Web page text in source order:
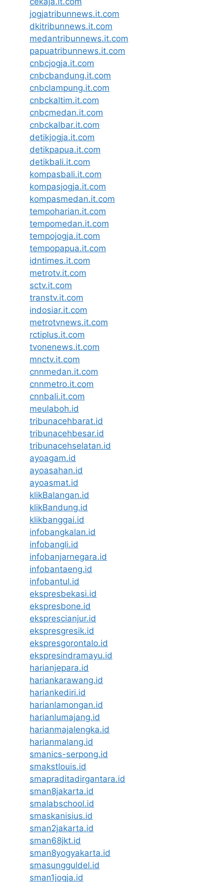
jogjatribunnews.it.com
dkitribunnews.it.com
medantribunnews.it.com
papuatribunnews.it.com
cnbcjogja.it.com
cnbcbandung.it.com
cnbclampung.it.com
cnbckaltim.it.com
cnbcmedan.it.com
cnbckalbar.it.com
detikjogja.it.com
detikpapua.it.com
detikbali.it.com
kompasbali.it.com
kompasjogja.it.com
kompasmedan.it.com
tempoharian.it.com
tempomedan.it.com
tempojogja.it.com
tempopapua.it.com
idntimes.it.com
metrotv.it.com
sctv.it.com
transtv.it.com
indosiar.it.com
metrotvnews.it.com
rctiplus.it.com
tvonenews.it.com
mnctv.it.com
cnnmedan.it.com
cnnmetro.it.com
cnnbali.it.com
meulaboh.id
tribunacehbarat.id
tribunacehbesar.id
tribunacehselatan.id
ayoagam.id
ayoasahan.id
ayoasmat.id
klikBalangan.id
klikBandung.id
klikbanggai.id
infobangkalan.id
infobangli.id
infobanjarnegara.id
infobantaeng.id
infobantul.id
ekspresbekasi.id
ekspresbone.id
eksprescianjur.id
ekspresgresik.id
ekspresgorontalo.id
ekspresindramayu.id
harianjepara.id
hariankarawang.id
hariankediri.id
harianlamongan.id
harianlumajang.id
harianmajalengka.id
harianmalang.id
smanics-serpong.id
smakstlouis.id
smapraditadirgantara.id
sman8jakarta.id
smalabschool.id
smaskanisius.id
sman2jakarta.id
sman68jkt.id
sman8yogyakarta.id
smasungguldel.id
sman1jogja.id